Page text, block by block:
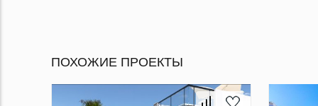
ПОХОЖИЕ ПРОЕКТЫ